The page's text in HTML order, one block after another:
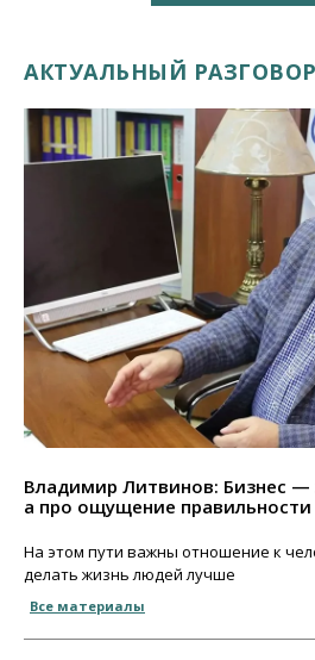
АКТУАЛЬНЫЙ РАЗГОВОР
Владимир Литвинов: Бизнес —
а про ощущение правильности
На этом пути важны отношение к
делать жизнь людей лучше
Все материалы